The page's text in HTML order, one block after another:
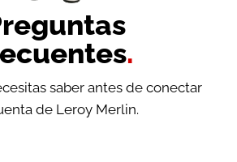
.
saber antes de conectar
de Leroy Merlin.